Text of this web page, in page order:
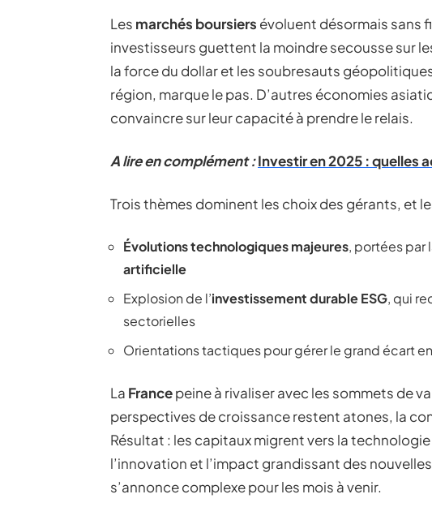
Les marchés boursiers évoluent désormais sans
investisseurs guettent la moindre secousse sur
la force du dollar et les soubresauts
région, marque le pas. D’autres économies
convaincre sur leur capacité à prendre le relais.
A lire en complément :Investir en 2025 : quelles
Trois thèmes dominent les choix des gérants, et
Évolutions technologiques majeures, portées par
artificielle
Explosion de l’investissement durable ESG, qui
sectorielles
Orientations tactiques pour gérer le grand écart
La Francepeine à rivaliser avec les sommets de
perspectives de croissance restent atones, la
Résultat : les capitaux migrent vers la
l’innovation et l’impact grandissant des
s’annonce complexe pour les mois à venir.